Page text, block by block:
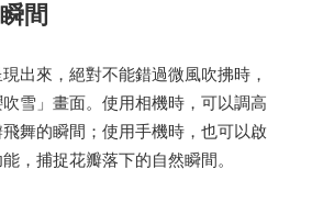
間
出來，絕對不能錯過微風吹拂時，
雪」畫面。使用相機時，可以調高
舞的瞬間；使用手機時，也可以啟
，捕捉花瓣落下的自然瞬間。